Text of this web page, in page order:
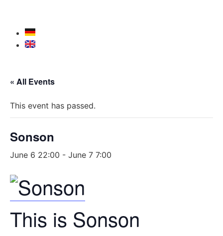
« All Events
This event has passed.
Sonson
June 6 22:00 - June 7 7:00
This is Sonson